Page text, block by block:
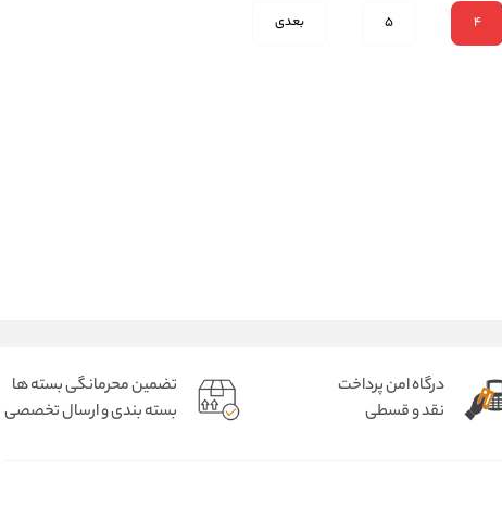
4
5 بعدی
درگاه امن پرداخت
نقد و قسطی
تضمین محرمانگی بسته ها
بسته بندی و ارسال تخصصی